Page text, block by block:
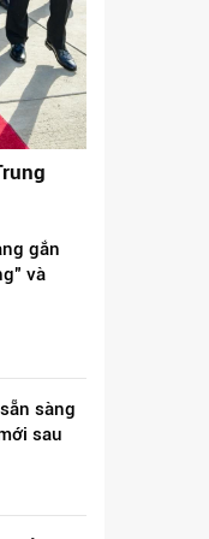
gắn
và
sàng
sau